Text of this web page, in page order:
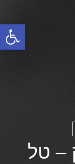
פתח סרגל נגישות
– טל